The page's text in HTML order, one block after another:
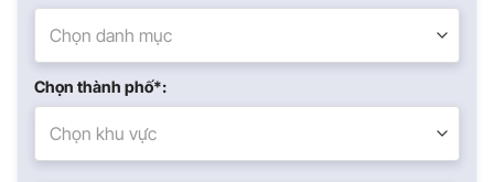
Chọn danh mục
Chọn thành phố*:
Chọn khu vực